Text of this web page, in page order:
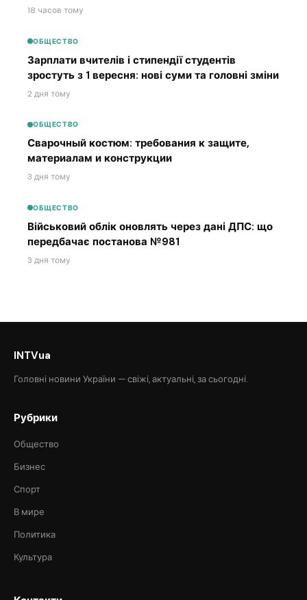
18 часов тому
ОБЩЕСТВО
Зарплати вчителів і стипендії студентів
зростуть з 1 вересня: нові суми та головні зміни
2 дня тому
ОБЩЕСТВО
Сварочный костюм: требования к защите,
материалам и конструкции
3 дня тому
ОБЩЕСТВО
Військовий облік оновлять через дані ДПС: що
передбачає постанова №981
3 дня тому
INTVua
Головні новини України — свіжі, актуальні, за сьогодні.
Рубрики
Общество
Бизнес
Спорт
В мире
Политика
Культура